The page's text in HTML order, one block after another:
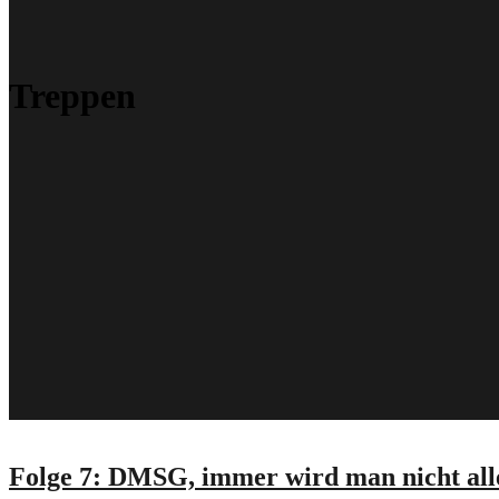
Treppen
Folge 7: DMSG, immer wird man nicht